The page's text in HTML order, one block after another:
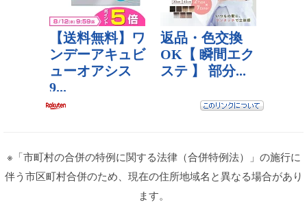
※「市町村の合併の特例に関する法律（合併特例法）」の施行に
伴う市区町村合併のため、現在の住所地域名と異なる場合があり
ます。